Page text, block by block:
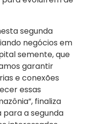
segunda
negócios em
semente, que
garantir
e conexões
essas
finaliza
para a segunda